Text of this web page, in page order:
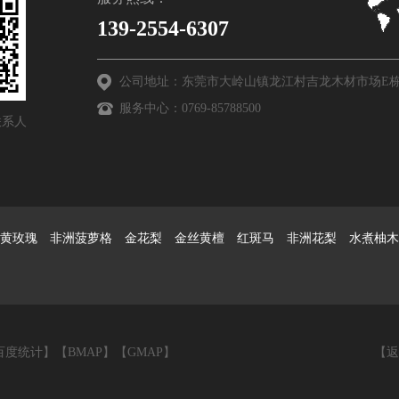
人
139-2554-6307
公司地址：东莞市大岭山镇龙江村吉龙木材市场E
服务中心：0769-85788500
瑰 非洲菠萝格 金花梨 金丝黄檀 红斑马 非洲花梨 水煮柚木
度统计 】【 BMAP 】【 GMAP 】 【